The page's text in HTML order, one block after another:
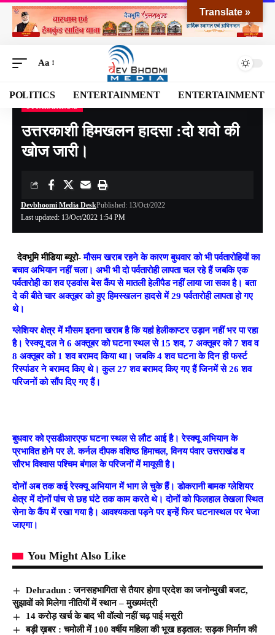
Aa
POLITICS ENTERTAINMENT ENTERTAINMENT
Devbhoomi Media>Blog>NATIONAL>UTTARAKHAND>उत्तरकाशी हिमखलन हादसा :दो शवो की खोज जारी।
उत्तरकाशी हिमखलन हादसा :दो शवो की
खोज जारी।
Last updated: 13/Oct/2022 1:54 PM
Devbhoomi Media DeskPublished: 13/Oct/2022
देवभूमि मीडिया ब्यूरो-मौसम खराब रहने के कारण बुधवार को भी पर्वतारोहियों का
बचाव अभियान नहीं चला। अभी भी दो पर्वतारोही लापता चल रहे हैं जबकि एक
पर्वतारोही का शव एडवांस बेस कैंप से मातली हेलीपैड नहीं लाया जा सका है। बता
दे की बीते चार अक्तूबर को हुए हिमस्खलन हादसे में 29 पर्वतारोही लापता हो गए
थे।
ग्लेशियर क्षेत्र में मौसम इतना खराब है कि यहां हेलीकाप्टर उड़ान नहीं भर पा रहा
है। रेस्क्यू दल ने 6 अक्तूबर को घटना स्थल से 15 शव, 7 अक्तूबर को 7 शव व
8 अक्तूबर को 1 शव बरामद किया था। जबकि 4 शव घटना के दिन ही फर्स्ट
रिस्पांडर ने बरामद किए थे। कुल 27 शव बरामद किए गए हैं जिनमें से 26 शव
परिजनों को सौंप दिए गए हैं।
बुधवार को एसडीआरएफ घटना स्थल से लौट आई है। रेस्क्यू अभियान के
प्रभावित होने पर ले. कर्नल दीपक वशिष्ठ हिमाचल, विनय पंवार उत्तराखंड व
सौरभ विश्वास पश्चिम बंगाल के परिजनों में मायूसी है।
दोनों अब तक कई रेस्क्यू अभियान में भाग ले चुके हैं। डोकरानी बामक ग्लेशियर
क्षेत्र में दोनों पांच से छह घंटे तक काम करते थे। दोनों को फिलहाल तेखला स्थित
सेना के कैंप में रखा गया है। आवश्यकता पड़ने पर इन्हें फिर घटनास्थल पर भेजा
जाएगा।
You Might Also Like
Dehradun : जनसहभागिता से तैयार होगा प्रदेश का जनोन्मुखी बजट,
सुझावों को मिलेगा नीतियों में स्थान – मुख्यमंत्री
14 करोड़ खर्च के बाद भी वॉल्वो नहीं चढ़ पाई मसूरी
बड़ी ख़बर : चमोली में 100 वर्षीय महिला की भूख हड़ताल: सड़क निर्माण की
Translate »